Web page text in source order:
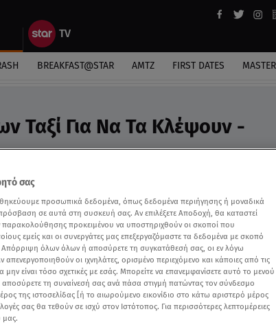
BREAKFAST@STAR ΑΜΤΖ FIRST DATES
Ταξί Για Να Τα Κλέψουν -
σας
προσωπικά δεδομένα, όπως δεδομένα περιήγησης ή μοναδικά
πρόσβαση σε αυτά στη συσκευή σας. Αν επιλέξετε Αποδοχή, θα καταστεί
παρακολούθησης προκειμένου να υποστηριχθούν οι σκοποί που
εμείς και οι συνεργάτες μας επεξεργαζόμαστε τα δεδομένα με σκοπό
Απόρριψη όλων όλων ή αποσύρετε τη συγκατάθεσή σας, οι εν λόγω
οι ιχνηλάτες, ορισμένο περιεχόμενο και κάποιες από τις
μην είναι τόσο σχετικές με εσάς. Μπορείτε να επανεμφανίσετε αυτό το μενού
αποσύρετε τη συναίνεσή σας ανά πάσα στιγμή πατώντας τον σύνδεσμο
της ιστοσελίδας [ή το αιωρούμενο εικονίδιο στο κάτω αριστερό μέρος
σας θα τεθούν σε ισχύ στον Ιστότοπος. Για περισσότερες λεπτομέρειες
μας.